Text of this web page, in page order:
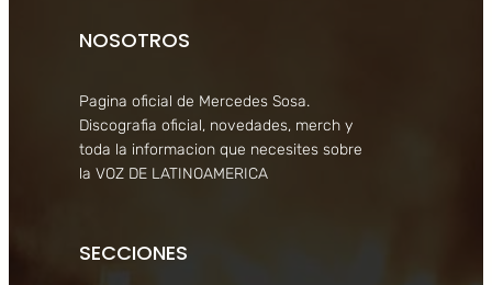
NOSOTROS
Pagina oficial de Mercedes Sosa.
Discografia oficial, novedades, merch y
toda la informacion que necesites sobre
la VOZ DE LATINOAMERICA
SECCIONES